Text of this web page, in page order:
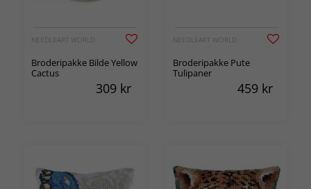
NEEDLEART WORLD
Broderipakke Bilde Yellow
Cactus
309 kr
NEEDLEART WORLD
Broderipakke Pute
Tulipaner
459 kr